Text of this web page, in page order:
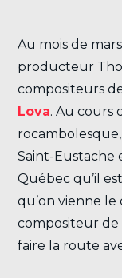
Au mois de
producteur
compositeurs
Lova. Au cours
Saint-Eustache
Québec qu’il
qu’on vienne le
compositeur de
faire la route